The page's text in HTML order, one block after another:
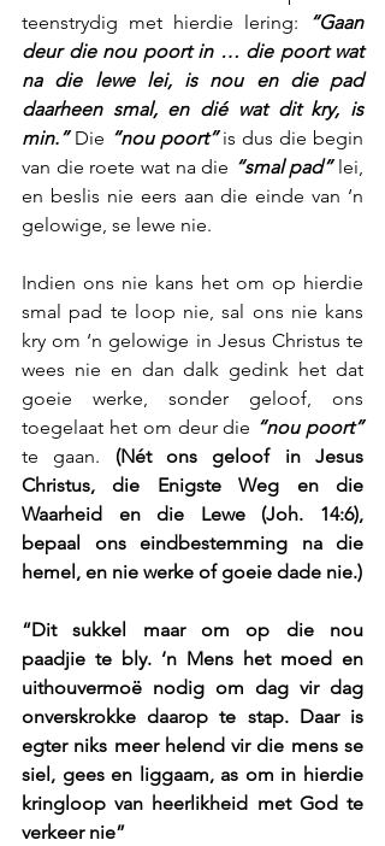
teenstrydig met hierdie lering:
“Gaan
deur die nou poort in … die poort wat
na die lewe lei, is nou en die pad
daarheen smal, en dié wat dit kry, is
min.” Die “nou poort” is dus die begin
van die roete wat na die “smal pad” lei,
en beslis nie eers aan die einde van ‘n
gelowige, se lewe nie.
Indien ons nie kans het om op hierdie
smal pad te loop nie, sal ons nie kans
kry om ‘n gelowige in Jesus Christus te
wees nie en dan dalk gedink het dat
goeie werke, sonder geloof, ons
toegelaat het om deur die “nou poort”
te gaan. (Nét ons geloof in Jesus
Christus, die Enigste Weg en die
Waarheid en die Lewe (Joh. 14:6),
bepaal ons eindbestemming na die
hemel, en nie werke of goeie dade nie.)
“Dit sukkel maar om op die nou
paadjie te bly. ‘n Mens het moed en
uithouvermoë nodig om dag vir dag
onverskrokke daarop te stap. Daar is
egter niks meer helend vir die mens se
siel, gees en liggaam, as om in hierdie
kringloop van heerlikheid met God te
verkeer nie”